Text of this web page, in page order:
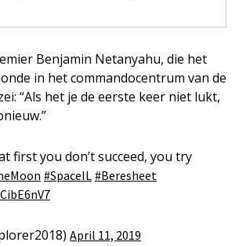
Benjamin Netanyahu, die het
in het commandocentrum van de
“Als het je de eerste keer niet lukt,
first you don’t succeed, you try
#SpaceIL #Beresheet
April 11, 2019